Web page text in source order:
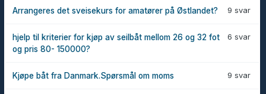
9 svar
Arrangeres det sveisekurs for amatører på Østlandet?
6 svar
hjelp til kriterier for kjøp av seilbåt mellom 26 og 32 fot
og pris 80- 150000?
9 svar
Kjøpe båt fra Danmark.Spørsmål om moms